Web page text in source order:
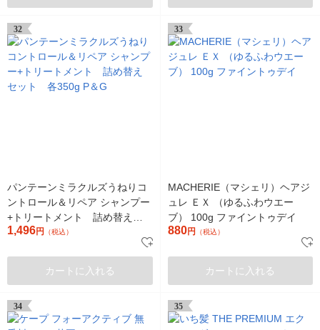
32
パンテーンミラクルズうねりコ
ントロール＆リペア シャンプー
+トリートメント 詰め替えセ
ット 各350g P＆G
1,496円 （税込）
カートに入れる
33
MACHERIE（マシェリ）ヘアジ
ュレ ＥＸ （ゆるふわウエー
ブ） 100g ファイントゥデイ
880円 （税込）
カートに入れる
34 35